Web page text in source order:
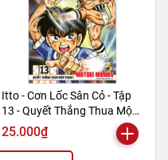
Itto - Cơn Lốc Sân Cỏ - Tập
13 - Quyết Thắng Thua Một
Phen!! (Tái Bản 2024)
25.000₫